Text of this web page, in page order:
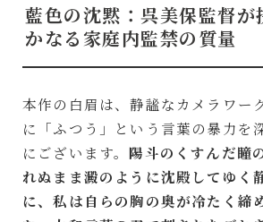
藍色の沈黙：呉美保監督が
かなる家庭内監禁の質量
本作の白眉は、静謐なカメラワー
に「ふつう」という言葉の暴力を
にございます。陽斗のくすんだ瞳
れぬまま澱のように沈殿してゆく
に、私は自らの胸の奥が冷たく締